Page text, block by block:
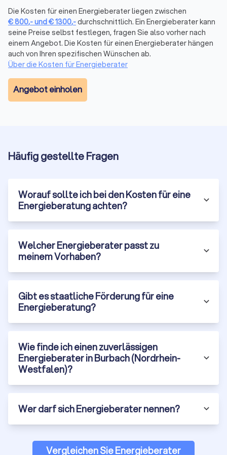
Spezialisierte Energieberater für
verschiedene Bedürfnisse in Burbach
(Nordrhein-Westfalen)
Energieberater für Wohngebäude
dem Einsatz effizienter Heizsysteme und der Nutzung
Energieberater für Nichtwohngebäude
Nichtwohngebäude, wie Bürogebäude oder Industrieanlagen,
haben oft komplexere Anforderungen an die Energieeffizienz.
verfügen über das notwendige Wissen, um
maßgeschneiderte Lösungen für diese Gebäudetypen zu
Unabhängige Energieberater
Unabhängige Energieberater sind nicht an bestimmte
Hersteller oder Dienstleister gebunden. Daher können sie
sicher, dass die empfohlenen Maßnahmen ausschließlich im
Interesse des Kunden und der Energieeffizienz stehen.
Burbach (Nordrhein-Westfalen)
Westfalen) nachhaltig und kostensparend zu gestalten. Von
Die Kosten für einen Energieberater liegen zwischen
€800,-und€1300,-durchschnittlich. Ein Energieberater kann
seine Preise selbst festlegen, fragen Sie also vorher nach
einem Angebot. Die Kosten für einen Energieberater hängen
auch von Ihren spezifischen Wünschen ab.
Über die Kosten für Energieberater
Angebot einholen
Häufig gestellte Fragen
Worauf sollte ich bei den Kosten für eine
Energieberatung achten?
Welcher Energieberater passt zu
meinem Vorhaben?
Gibt es staatliche Förderung für eine
Energieberatung?
Wie finde ich einen zuverlässigen
Energieberater in Burbach (Nordrhein-
Westfalen)?
Wer darf sich Energieberater nennen?
Vergleichen Sie Energieberater